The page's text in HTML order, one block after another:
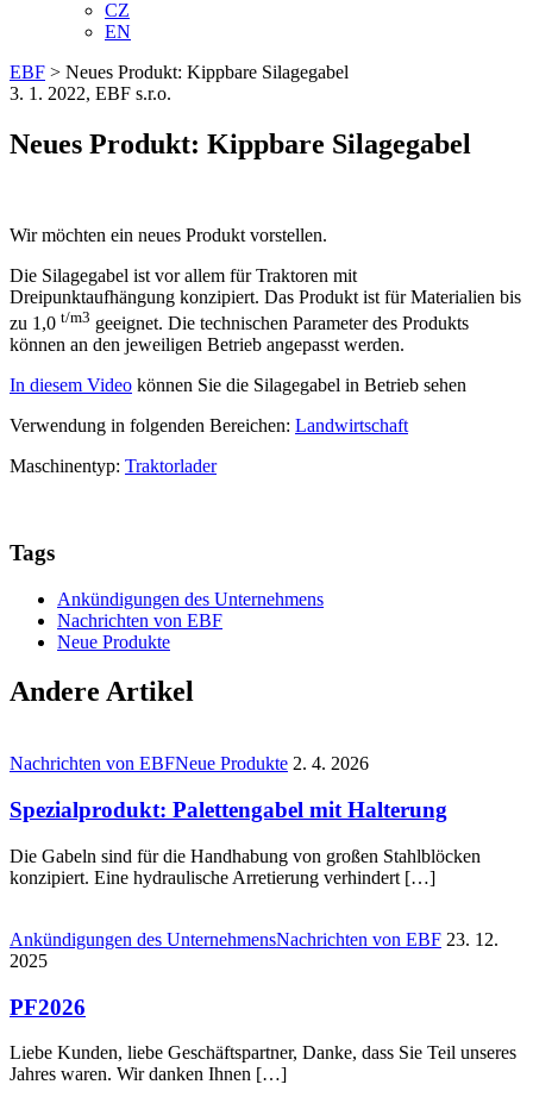
CZ
EN
EBF > Neues Produkt: Kippbare Silagegabel
3. 1. 2022, EBF s.r.o.
Neues Produkt: Kippbare Silagegabel
Wir möchten ein neues Produkt vorstellen.
Die Silagegabel ist vor allem für Traktoren mit
Dreipunktaufhängung konzipiert. Das Produkt ist für Materialien bis
zu 1,0 t/m3 geeignet. Die technischen Parameter des Produkts
können an den jeweiligen Betrieb angepasst werden.
In diesem Video können Sie die Silagegabel in Betrieb sehen
Verwendung in folgenden Bereichen: Landwirtschaft
Maschinentyp: Traktorlader
Tags
Ankündigungen des Unternehmens
Nachrichten von EBF
Neue Produkte
Andere Artikel
Nachrichten von EBFNeue Produkte 2. 4. 2026
Spezialprodukt: Palettengabel mit Halterung
Die Gabeln sind für die Handhabung von großen Stahlblöcken
konzipiert. Eine hydraulische Arretierung verhindert […]
Ankündigungen des UnternehmensNachrichten von EBF 23. 12.
2025
PF2026
Liebe Kunden, liebe Geschäftspartner, Danke, dass Sie Teil unseres
Jahres waren. Wir danken Ihnen […]